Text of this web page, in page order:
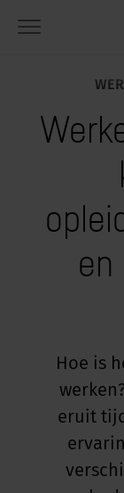
&
tools &
gezocht?
& Software
Monitor
"Sedus
op
bij Sedus
SEDUSTAINABLE
& Eventsen
Hoe is
eruit